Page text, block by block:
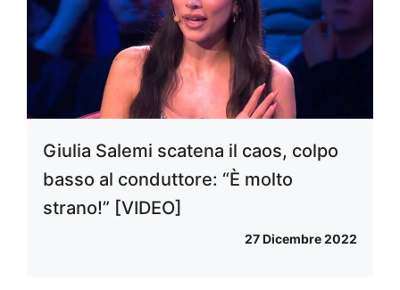
Giulia Salemi scatena il caos, colpo
basso al conduttore: “È molto
strano!” [VIDEO]
27 Dicembre 2022